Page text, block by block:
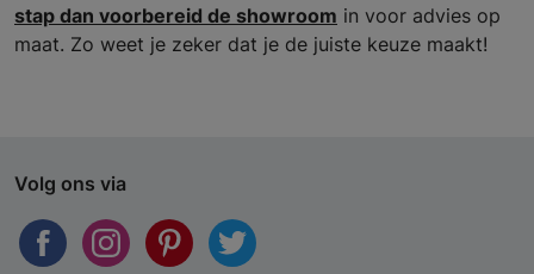
stap dan voorbereid de showroom in voor advies op
maat. Zo weet je zeker dat je de juiste keuze maakt!
Volg ons via